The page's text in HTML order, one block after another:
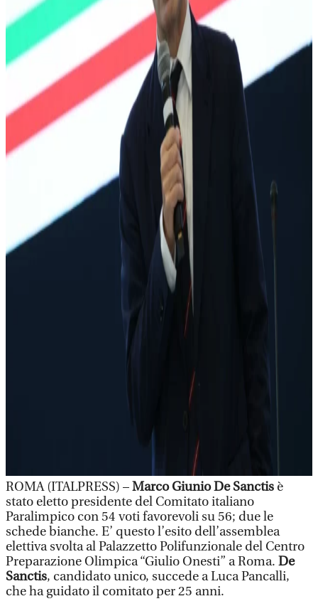
ROMA (ITALPRESS) –Marco Giunio De Sanctis è
stato eletto presidente del Comitato italiano
Paralimpico con 54 voti favorevoli su 56; due le
schede bianche. E’ questo l’esito dell’assemblea
elettiva svolta al Palazzetto Polifunzionale del Centro
Preparazione Olimpica “Giulio Onesti” a Roma. De
Sanctis, candidato unico, succede a Luca Pancalli,
che ha guidato il comitato per 25 anni.